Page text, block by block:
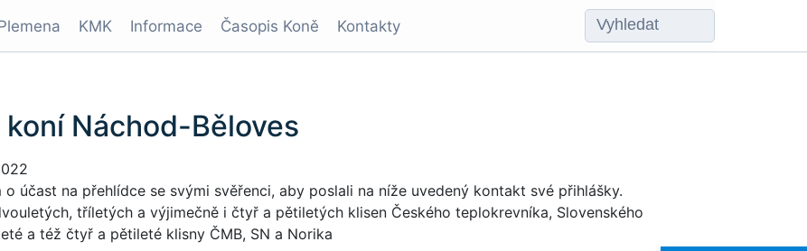
KMK Informace Časopis Koně Kontakty
Náchod-Běloves
účast na přehlídce se svými svěřenci, aby poslali na níže uvedený kontakt své přihlášky.
tříletých a výjimečně i čtyř a pětiletých klisen Českého teplokrevníka, Slovenského
a též čtyř a pětileté klisny ČMB, SN a Norika